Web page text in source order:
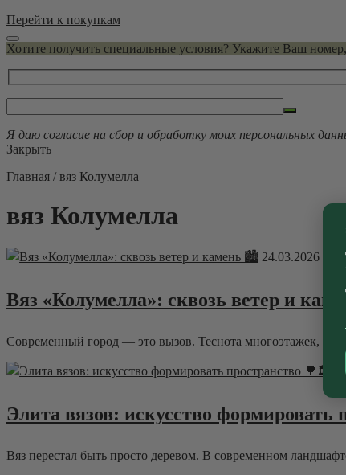
Перейти к покупкам
Хотите получить специальные условия? Укажите Ваш
Я даю согласие на сбор и обработку моих персональных
Закрыть
Главная /вяз Колумелла
вяз Колумелла
24.03.2026 ·
Вяз «Колумелла»: сквозь ветер и
Современный город — это вызов. Теснота многоэтажек,
Элита вязов: искусство
Вяз перестал быть просто деревом. В современном